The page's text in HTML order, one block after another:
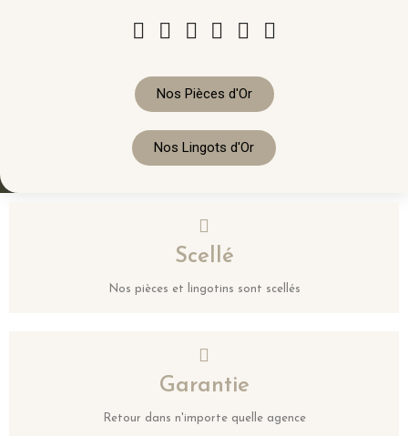
Nos Pièces d'Or
Nos Lingots d'Or
Scellé
Nos pièces et lingotins sont scellés
Garantie
Retour dans n'importe quelle agence